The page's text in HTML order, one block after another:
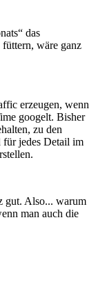
das
wäre ganz
erzeugen, wenn
googelt. Bisher
zu den
für jedes Detail im
gut. Also... warum
man auch die